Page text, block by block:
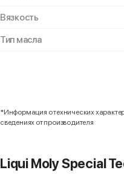
Вязкость
Тип масла
*Информация о технических
сведениях от производителя
Liqui Moly Special